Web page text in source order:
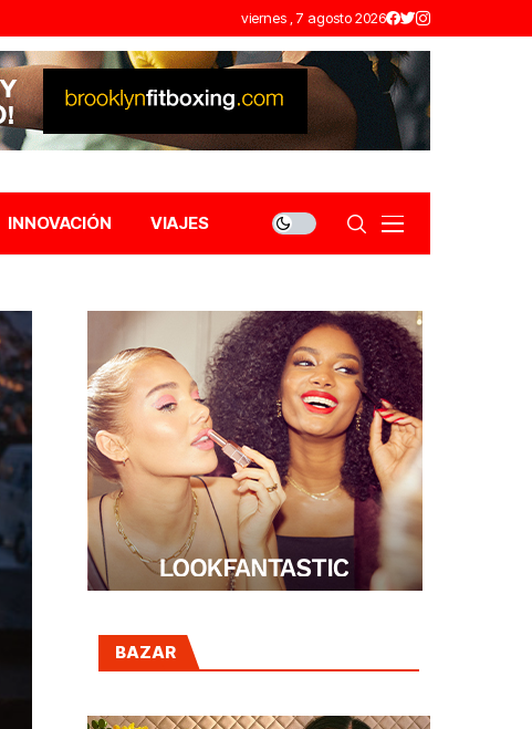
viernes , 7 agosto 2026
INNOVACIÓN VIAJES
BAZAR